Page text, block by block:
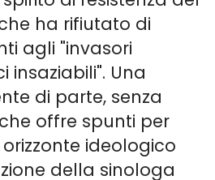
ha rifiutato di
agli "invasori
insaziabili". Una
di parte, senza
offre spunti per
ideologico
della sinologa